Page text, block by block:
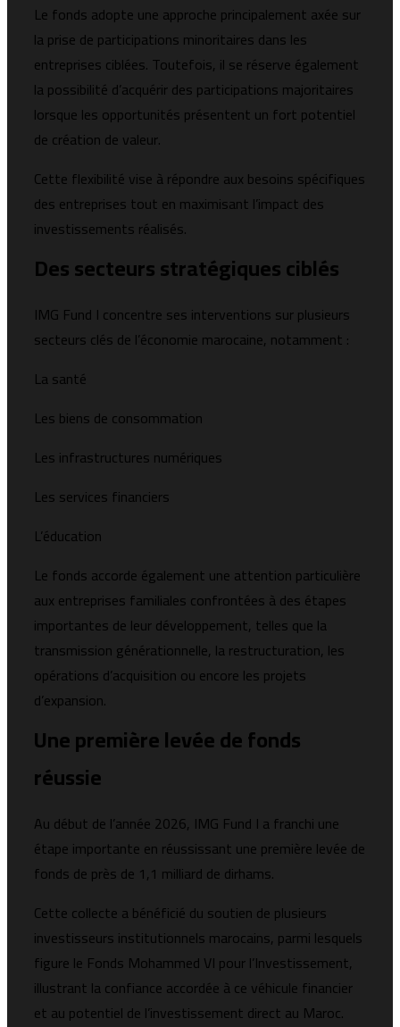
Le fonds adopte une approche principalement axée sur
la prise de participations minoritaires dans les
entreprises ciblées. Toutefois, il se réserve également
la possibilité d’acquérir des participations majoritaires
lorsque les opportunités présentent un fort potentiel
de création de valeur.
Cette flexibilité vise à répondre aux besoins spécifiques
des entreprises tout en maximisant l’impact des
investissements réalisés.
Des secteurs stratégiques ciblés
IMG Fund I concentre ses interventions sur plusieurs
secteurs clés de l’économie marocaine, notamment :
La santé
Les biens de consommation
Les infrastructures numériques
Les services financiers
L’éducation
Le fonds accorde également une attention particulière
aux entreprises familiales confrontées à des étapes
importantes de leur développement, telles que la
transmission générationnelle, la restructuration, les
opérations d’acquisition ou encore les projets
d’expansion.
Une première levée de fonds
réussie
Au début de l’année 2026, IMG Fund I a franchi une
étape importante en réussissant une première levée de
fonds de près de 1,1 milliard de dirhams.
Cette collecte a bénéficié du soutien de plusieurs
investisseurs institutionnels marocains, parmi lesquels
figure le Fonds Mohammed VI pour l’Investissement,
illustrant la confiance accordée à ce véhicule financier
et au potentiel de l’investissement direct au Maroc.